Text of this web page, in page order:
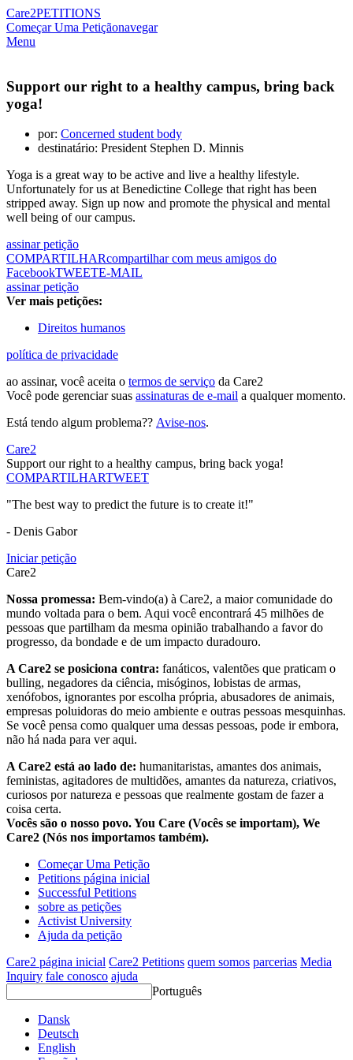
Care2PETITIONS
Começar Uma Petiçãonavegar
Menu
Support our right to a healthy campus, bring back
yoga!
por: Concerned student body
destinatário: President Stephen D. Minnis
Yoga is a great way to be active and live a healthy lifestyle.
Unfortunately for us at Benedictine College that right has been
stripped away. Sign up now and promote the physical and mental
well being of our campus.
assinar petição
COMPARTILHARcompartilhar com meus amigos do
FacebookTWEETE-MAIL
assinar petição
Ver mais petições:
Direitos humanos
política de privacidade
ao assinar, você aceita o termos de serviço da Care2
Você pode gerenciar suas assinaturas de e-mail a qualquer momento.
Está tendo algum problema?? Avise-nos.
Care2
Support our right to a healthy campus, bring back yoga!
COMPARTILHARTWEET
"The best way to predict the future is to create it!"
- Denis Gabor
Iniciar petição
Care2
Nossa promessa: Bem-vindo(a) à Care2, a maior comunidade do
mundo voltada para o bem. Aqui você encontrará 45 milhões de
pessoas que partilham da mesma opinião trabalhando a favor do
progresso, da bondade e de um impacto duradouro.
A Care2 se posiciona contra: fanáticos, valentões que praticam o
bulling, negadores da ciência, misóginos, lobistas de armas,
xenófobos, ignorantes por escolha própria, abusadores de animais,
empresas poluidoras do meio ambiente e outras pessoas mesquinhas.
Se você pensa como qualquer uma dessas pessoas, pode ir embora,
não há nada para ver aqui.
A Care2 está ao lado de: humanitaristas, amantes dos animais,
feministas, agitadores de multidões, amantes da natureza, criativos,
curiosos por natureza e pessoas que realmente gostam de fazer a
coisa certa.
Vocês são o nosso povo. You Care (Vocês se importam), We
Care2 (Nós nos importamos também).
Começar Uma Petição
Petitions página inicial
Successful Petitions
sobre as petições
Activist University
Ajuda da petição
Care2 página inicial Care2 Petitions quem somos parcerias Media
Inquiry fale conosco ajuda
Português
Dansk
Deutsch
English